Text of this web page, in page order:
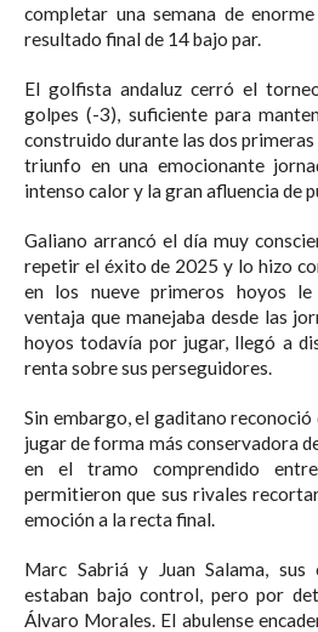
completar una semana de
resultado final de 14 bajo par.
El golfista andaluz cerró el
golpes (-3), suficiente para
construido durante las dos
triunfo en una emocionante
intenso calor y la gran afluencia de
Galiano arrancó el día muy
repetir el éxito de 2025 y lo hizo
en los nueve primeros hoyos
ventaja que manejaba desde las
hoyos todavía por jugar, llegó a
renta sobre sus perseguidores.
Sin embargo, el gaditano
jugar de forma más conservadora
en el tramo comprendido
permitieron que sus rivales
emoción a la recta final.
Marc Sabriá y Juan Salama, sus
estaban bajo control, pero por
Álvaro Morales. El abulense